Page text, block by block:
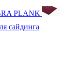
PLANK
сайдинга